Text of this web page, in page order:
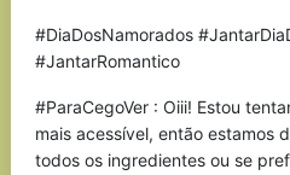
#DiaDosNamorados
#JantarRomantico
#ParaCegoVer : Oiii! Estou
mais acessível, então estamos
todos os ingredientes ou se